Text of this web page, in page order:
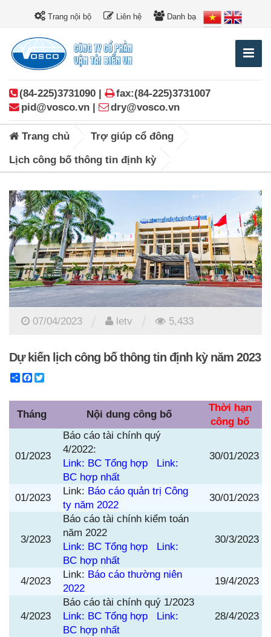
Trang nội bộ Liên hệ Danh bạ
(84-225)3731090 |
fax:(84-225)3731007
pid@vosco.vn |
dry@vosco.vn
Trang chủ Trợ giúp cổ đông
Lịch công bố thông tin định kỳ
07/04/2023 letv 5,433
Dự kiến lịch công bố thông tin định kỳ năm 2023
ShareFacebook
Tháng Nội dung công bố
Thời hạn
công bố
01/2023
Báo cáo tài chính quý
4/2022:
Link: BC Tổng hợp
Link:
BC hợp nhất
30/01/2023
01/2023
Link: Báo cáo quản trị Công
ty năm 2022
30/01/2023
3/2023
Báo cáo tài chính kiểm toán
năm 2022
Link: BC Tổng hợp
Link:
BC hợp nhất
30/3/2023
4/2023
Link: Báo cáo thường niên
2022
19/4/2023
4/2023
Báo cáo tài chính quý 1/2023
Link: BC Tổng hợp
Link:
BC hợp nhất
28/4/2023